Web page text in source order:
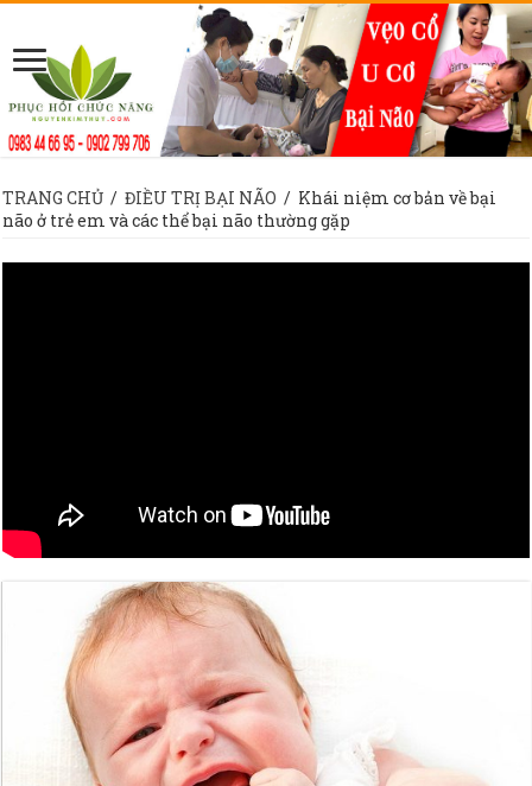
TRANG CHỦ / ĐIỀU TRỊ BẠI NÃO / Khái niệm cơ bản về bại
não ở trẻ em và các thể bại não thường gặp